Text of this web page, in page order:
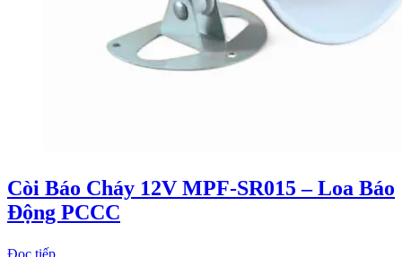
Còi Báo Cháy 12V MPF-SR015 – Loa Báo
Động PCCC
Đọc tiếp